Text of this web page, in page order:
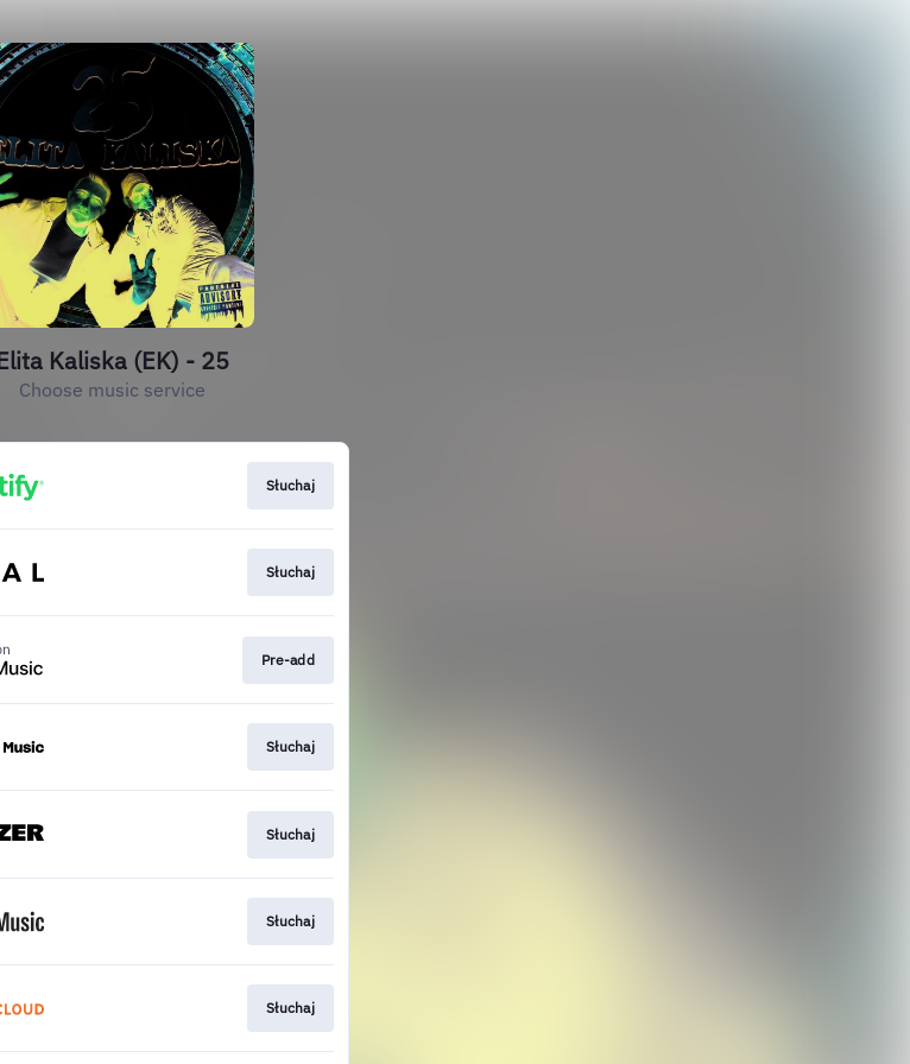
Kaliska (EK) - 25
Choose music service
Słuchaj
Słuchaj
Pre-add
Słuchaj
Słuchaj
Słuchaj
Słuchaj